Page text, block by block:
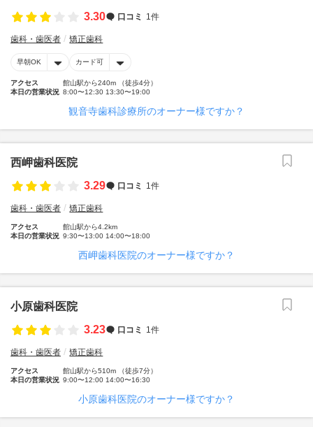
3.30
口コミ 1件
歯科・歯医者 矯正歯科
早朝OK カード可
アクセス
館山駅から240m （徒歩4分）
本日の営業状況 8:00〜12:30 13:30〜19:00
観音寺歯科診療所のオーナー様ですか？
西岬歯科医院
3.29
口コミ 1件
歯科・歯医者 矯正歯科
アクセス
館山駅から4.2km
本日の営業状況 9:30〜13:00 14:00〜18:00
西岬歯科医院のオーナー様ですか？
小原歯科医院
3.23
口コミ 1件
歯科・歯医者 矯正歯科
アクセス
館山駅から510m （徒歩7分）
本日の営業状況 9:00〜12:00 14:00〜16:30
小原歯科医院のオーナー様ですか？